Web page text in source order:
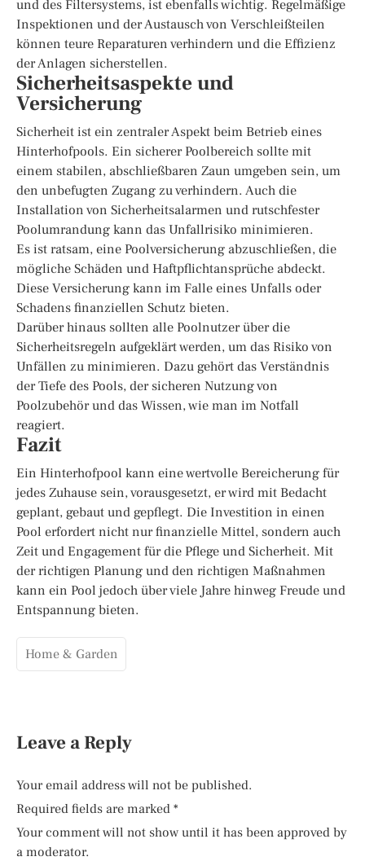
und des Filtersystems, ist ebenfalls wichtig. Regelmäßige
Inspektionen und der Austausch von Verschleißteilen
können teure Reparaturen verhindern und die Effizienz
der Anlagen sicherstellen.
Sicherheitsaspekte und
Versicherung
Sicherheit ist ein zentraler Aspekt beim Betrieb eines
Hinterhofpools. Ein sicherer Poolbereich sollte mit
einem stabilen, abschließbaren Zaun umgeben sein, um
den unbefugten Zugang zu verhindern. Auch die
Installation von Sicherheitsalarmen und rutschfester
Poolumrandung kann das Unfallrisiko minimieren.
Es ist ratsam, eine Poolversicherung abzuschließen, die
mögliche Schäden und Haftpflichtansprüche abdeckt.
Diese Versicherung kann im Falle eines Unfalls oder
Schadens finanziellen Schutz bieten.
Darüber hinaus sollten alle Poolnutzer über die
Sicherheitsregeln aufgeklärt werden, um das Risiko von
Unfällen zu minimieren. Dazu gehört das Verständnis
der Tiefe des Pools, der sicheren Nutzung von
Poolzubehör und das Wissen, wie man im Notfall
reagiert.
Fazit
Ein Hinterhofpool kann eine wertvolle Bereicherung für
jedes Zuhause sein, vorausgesetzt, er wird mit Bedacht
geplant, gebaut und gepflegt. Die Investition in einen
Pool erfordert nicht nur finanzielle Mittel, sondern auch
Zeit und Engagement für die Pflege und Sicherheit. Mit
der richtigen Planung und den richtigen Maßnahmen
kann ein Pool jedoch über viele Jahre hinweg Freude und
Entspannung bieten.
Home & Garden
Leave a Reply
Your email address will not be published.
Required fields are marked *
Your comment will not show until it has been approved by
a moderator.